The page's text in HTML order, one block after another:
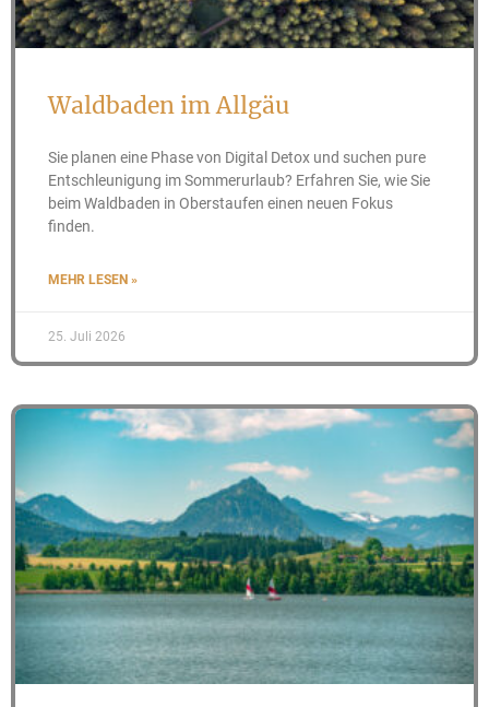
Waldbaden im Allgäu
Sie planen eine Phase von Digital Detox und suchen pure
Entschleunigung im Sommerurlaub? Erfahren Sie, wie Sie
beim Waldbaden in Oberstaufen einen neuen Fokus
finden.
MEHR LESEN »
25. Juli 2026